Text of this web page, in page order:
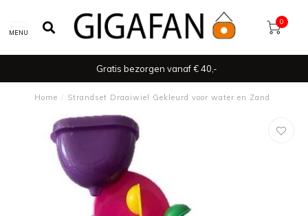
MENU
0
Gratis bezorgen vanaf € 40,-
Home / Strandset Draaiwiel Gekleurd voor water en Zand